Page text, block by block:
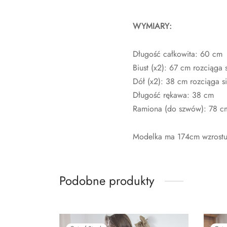
WYMIARY:
Długość całkowita: 60 cm
Biust (x2): 67 cm rozciąga
Dół (x2): 38 cm rozciąga
Długość rękawa: 38 cm
Ramiona (do szwów): 78
Modelka ma 174cm
Podobne produkty